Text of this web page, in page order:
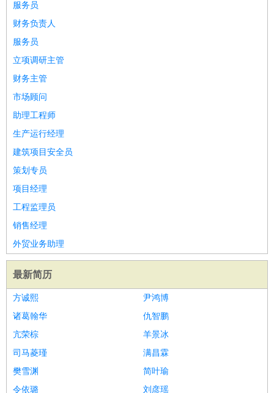
服务员
财务负责人
服务员
立项调研主管
财务主管
市场顾问
助理工程师
生产运行经理
建筑项目安全员
策划专员
项目经理
工程监理员
销售经理
外贸业务助理
最新简历
方诚熙
尹鸿博
诸葛翰华
仇智鹏
亢荣棕
羊景冰
司马菱瑾
满昌霖
樊雪渊
简叶瑜
令依璐
刘彦瑶